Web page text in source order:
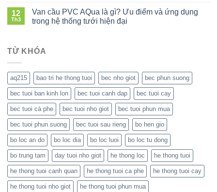
giữ
năng
đầu
tư
long
tiết
cây
tốt
Nguyên
Hệ
Tự
Kính
8
Kênh
12
Th3
Van cầu PVC AQua là gì? Ưu điểm và ứng dụng
trong hệ thống tưới hiện đại
cầu
là
gì?
Ưu
và
ứng
dụng
trong
hệ
thống
tưới
hiện
đại
TỪ KHÓA
aq215 bao tri he thong tuoi bec nho giot bec phun suong
bec tuoi ban kinh lon bec tuoi canh dap bec tuoi cay
bec tuoi cà phe bec tuoi nho giot bec tuoi phun mua
bec tuoi phun suong bec tuoi sau rieng bo hen gio
bo loc an do bo loc dia bo loc luoi bo loc tu dong
bo trung tam day tuoi nho giot he thong loc he thong tuoi
he thong tuoi canh quan he thong tuoi ca phe he thong tuoi cay
he thong tuoi nho giot he thong tuoi phun mua